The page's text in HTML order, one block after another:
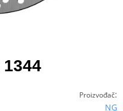
Proizvođač:
NG